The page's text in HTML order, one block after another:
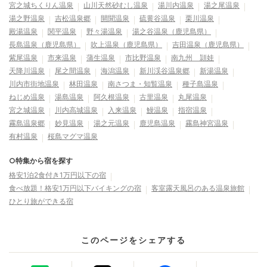
宮之城ちくりん温泉
山川天然砂むし温泉 湯川内温泉
湯之尾温泉
湯之野温泉
吉松温泉郷 開聞温泉 硫黄谷温泉
栗川温泉
殿湯温泉
関平温泉 野々湯温泉
湯之谷温泉（鹿児島県）
長島温泉（鹿児島県）
吹上温泉（鹿児島県）
吉田温泉（鹿児島県）
紫尾温泉
市来温泉 蒲生温泉 市比野温泉
南九州 頴娃
天降川温泉
尾之間温泉 海潟温泉 新川渓谷温泉郷
新湯温泉
川内市街地温泉
林田温泉 南さつま・知覧温泉
種子島温泉
ねじめ温泉
湯島温泉 阿久根温泉 古里温泉
丸尾温泉
宮之城温泉
川内高城温泉 入来温泉 鰻温泉
指宿温泉
霧島温泉郷
妙見温泉 湯之元温泉 鹿児島温泉
霧島神宮温泉
有村温泉
桜島マグマ温泉
○特集から宿を探す
格安1泊2食付き1万円以下の宿
食べ放題！格安1万円以下バイキングの宿
客室露天風呂のある温泉旅館
ひとり旅ができる宿
このページをシェアする